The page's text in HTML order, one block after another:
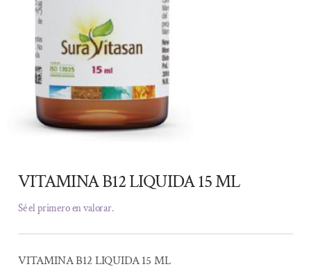
VITAMINA B12 LIQUIDA 15 ML
Sé el primero en valorar.
VITAMINA B12 LIQUIDA 15 ML